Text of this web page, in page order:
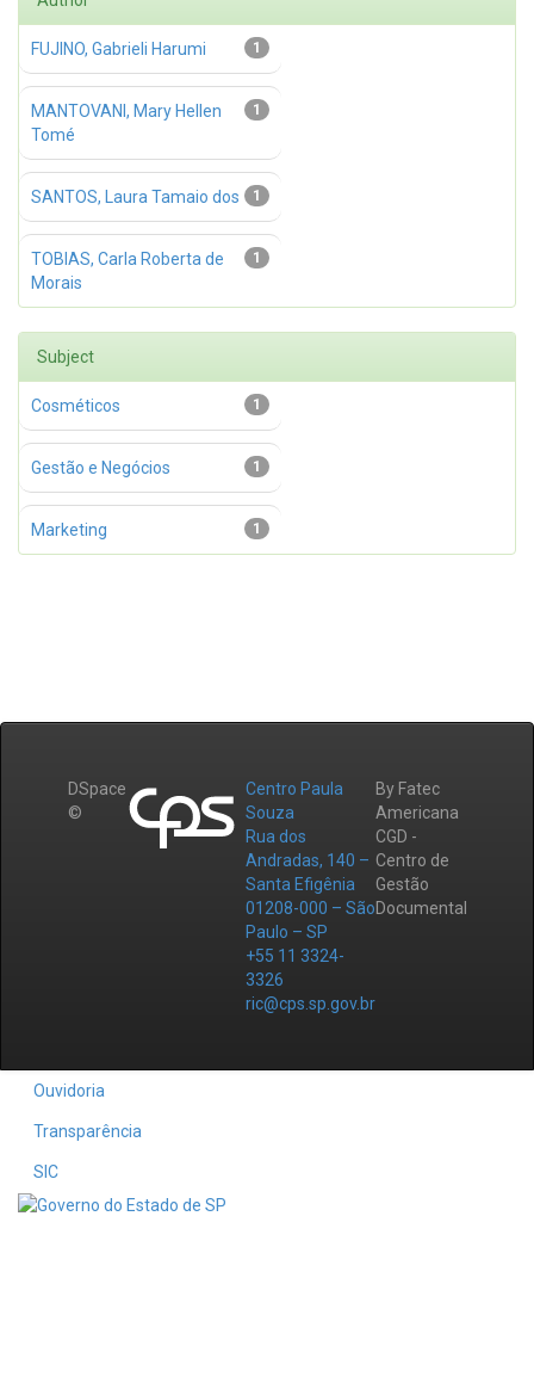
1
FUJINO, Gabrieli Harumi
1
MANTOVANI, Mary Hellen
Tomé
1
SANTOS, Laura Tamaio dos
1
TOBIAS, Carla Roberta de
Morais
Subject
1
Cosméticos
1
Gestão e Negócios
1
Marketing
DSpace
©
Centro Paula
Souza
Rua dos
Andradas, 140 –
Santa Efigênia
01208-000 – São
Paulo – SP
+55 11 3324-
3326
ric@cps.sp.gov.br
By Fatec
Americana
CGD -
Centro de
Gestão
Documental
Ouvidoria
Transparência
SIC